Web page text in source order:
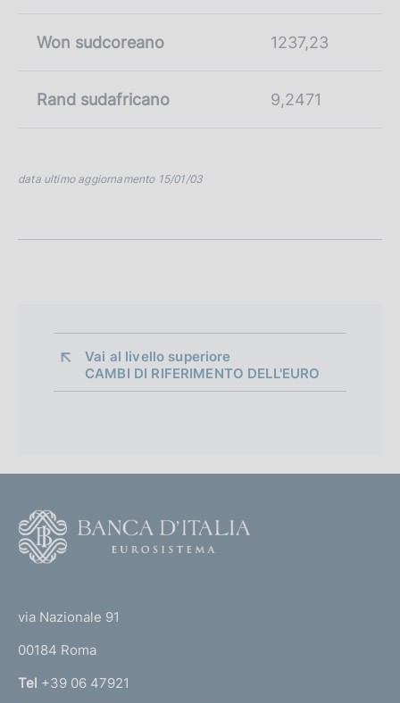
Won sudcoreano 1237,23
Rand sudafricano 9,2471
data ultimo aggiornamento 15/01/03
Vai al livello superiore
CAMBI DI RIFERIMENTO DELL'EURO
r
n
via Nazionale 91
00184 Roma
Tel +39 06 47921